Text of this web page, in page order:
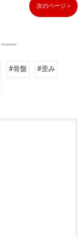
次のページ >
#骨盤
#歪み